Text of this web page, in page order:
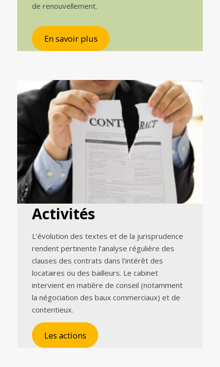
de renouvellement.
En savoir plus
Activités
L’évolution des textes et de la jurisprudence
rendent pertinente l’analyse régulière des
clauses des contrats dans l’intérêt des
locataires ou des bailleurs. Le cabinet
intervient en matière de conseil (notamment
la négociation des baux commerciaux) et de
contentieux.
Les actions